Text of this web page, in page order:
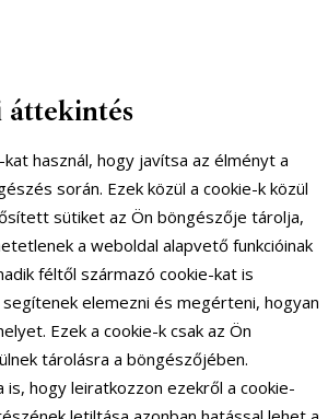
áttekintés
használ, hogy javítsa az élményt a
során. Ezek közül a cookie-k közül
sütiket az Ön böngészője tárolja,
a weboldal alapvető funkcióinak
féltől származó cookie-kat is
segítenek elemezni és megérteni, hogyan
Ezek a cookie-k csak az Ön
tárolásra a böngészőjében.
is, hogy leiratkozzon ezekről a cookie-